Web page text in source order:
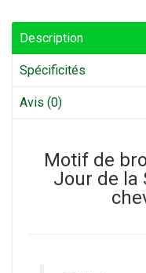
Description
Spécificités
Avis (0)
Motif de
Jour de la